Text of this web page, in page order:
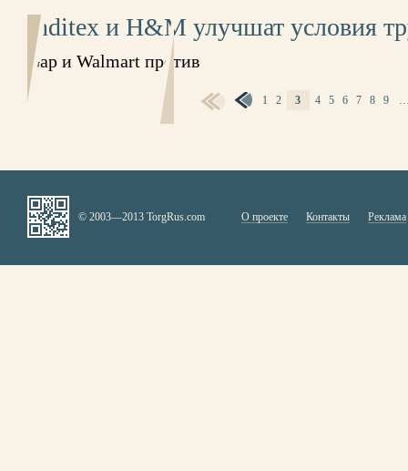
Inditex и H&M улучшат условия
Gap и Walmart против
1 2 3 4 5 6 7 8 9
© 2003—2013 TorgRus.com О проекте Контакты Реклама